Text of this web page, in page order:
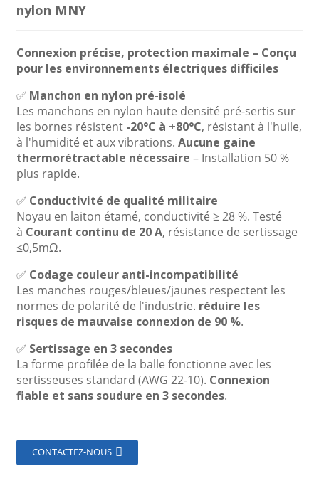
nylon MNY
Connexion précise, protection maximale – Conçu
pour les environnements électriques difficiles
✅ Manchon en nylon pré-isolé
Les manchons en nylon haute densité pré-sertis sur
les bornes résistent -20°C à +80°C, résistant à l'huile,
à l'humidité et aux vibrations. Aucune gaine
thermorétractable nécessaire – Installation 50 %
plus rapide.
✅ Conductivité de qualité militaire
Noyau en laiton étamé, conductivité ≥ 28 %. Testé
à Courant continu de 20 A, résistance de sertissage
≤0,5mΩ.
✅ Codage couleur anti-incompatibilité
Les manches rouges/bleues/jaunes respectent les
normes de polarité de l'industrie. réduire les
risques de mauvaise connexion de 90 %.
✅ Sertissage en 3 secondes
La forme profilée de la balle fonctionne avec les
sertisseuses standard (AWG 22-10). Connexion
fiable et sans soudure en 3 secondes.
CONTACTEZ-NOUS